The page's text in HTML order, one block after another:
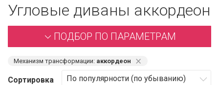
Угловые диваны аккордеон
ПОДБОР ПО ПАРАМЕТРАМ
Механизм трансформации: аккордеон ⨯
Сортировка